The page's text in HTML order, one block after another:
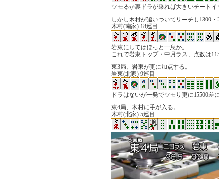
ツモるか裏ドラが乗れば大きいチートイ
しかし木村が追いついてリーチし1300・
木村(南家) 18巡目
岩東にしてはほっと一息か。
これで岩東トップ・中月ラス、点数は
東3局、岩東が更に加点する。
岩東(北家) 9巡目
ドラはないが一発でツモり更に15500差
東4局、木村に手が入る。
木村(北家) 5巡目